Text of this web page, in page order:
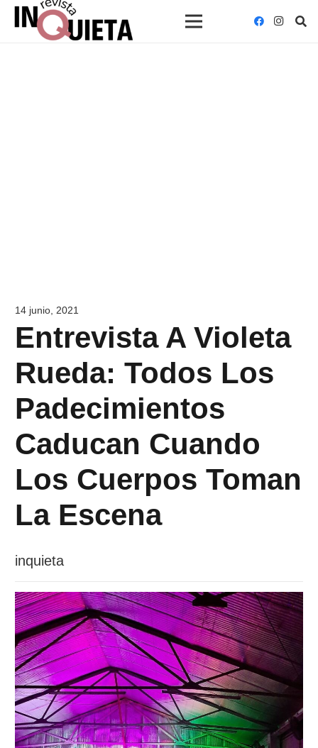
14 junio, 2021
Entrevista A Violeta
Rueda: Todos Los
Padecimientos
Caducan Cuando
Los Cuerpos Toman
La Escena
inquieta